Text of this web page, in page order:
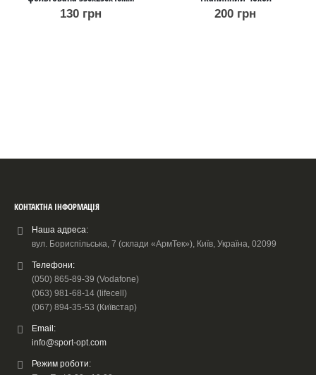
130 грн
200 грн
КОНТАКТНА ІНФОРМАЦІЯ
Наша адреса:
вул. Бориспільська, 7 (склади «АрмТек»), Київ, Україна, 02099
Телефони:
(050) 865-89-39 (Vodafone)
(063) 981-68-14 (lifecell)
(067) 894-35-53 (Київстар)
Email:
info@sport-opt.com
Режим роботи: